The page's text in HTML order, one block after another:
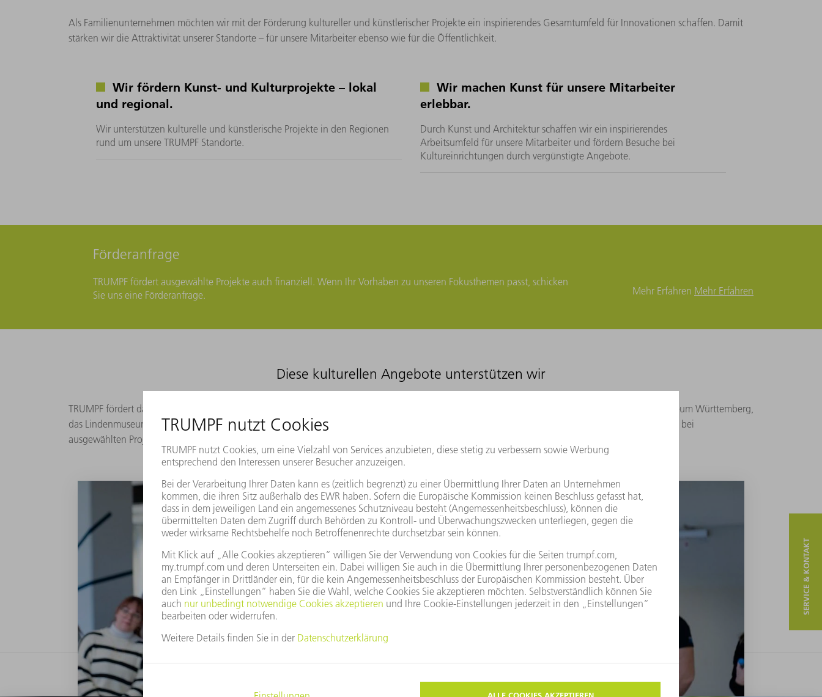
Als Familienunternehmen möchten wir mit der Förderung kultureller und künstlerischer Projekte ein inspirierendes Gesamtumfeld für Innovationen schaffen. Damit
stärken wir die Attraktivität unserer Standorte – für unsere Mitarbeiter ebenso wie für die Öffentlichkeit.
Wir fördern Kunst- und Kulturprojekte – lokal
und regional.
Wir unterstützen kulturelle und künstlerische Projekte in den Regionen
rund um unsere TRUMPF Standorte.
Wir machen Kunst für unsere Mitarbeiter
erlebbar.
Durch Kunst und Architektur schaffen wir ein inspirierendes
Arbeitsumfeld für unsere Mitarbeiter und fördern Besuche bei
Kultureinrichtungen durch vergünstigte Angebote.
Förderanfrage
TRUMPF fördert ausgewählte Projekte auch finanziell. Wenn Ihr Vorhaben zu unseren Fokusthemen passt, schicken
Sie uns eine Förderanfrage.
Mehr Erfahren Mehr Erfahren
Diese kulturellen Angebote unterstützen wir
TRUMPF fördert dauerhaft ausgewählte Kultureinrichtungen in den Regionen, in denen wir tätig sind. Hierzu zählen beispielsweise das Landesmuseum Württemberg,
das Lindenmuseum Stuttgart, das Kunstmuseum Stuttgart und die Staatsgalerie in Stuttgart. Darüber hinaus unterstützen wir auch Kulturschaffende bei
ausgewählten Projekten und fördern Musik- und Theaterveranstaltungen. Werfen Sie einen Blick auf einige Beispiele.
SERVICE & KONTAKT